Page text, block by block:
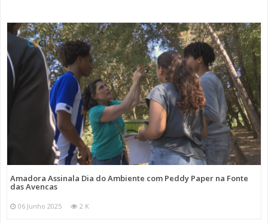
Amadora Assinala Dia do Ambiente com Peddy Paper na Fonte
das Avencas
06 Junho 2025 2 K